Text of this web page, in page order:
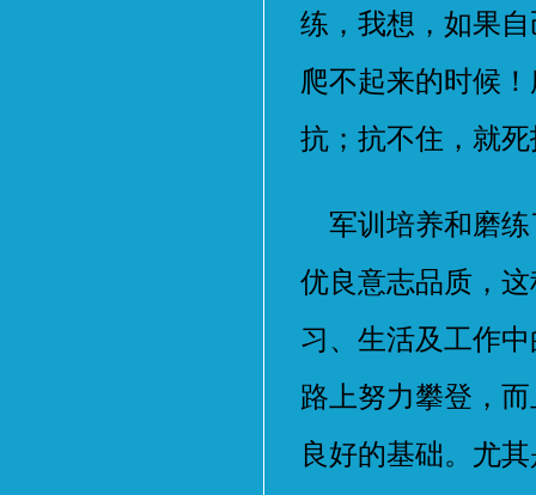
练，我想，如果
爬不起来的时候
抗；抗不住，就死
军训培养和磨练
优良意志品质，
习、生活及工作
路上努力攀登，
良好的基础。尤